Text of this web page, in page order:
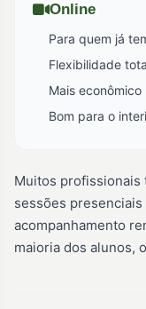
Online
Para quem já
Flexibilidade
Mais econômico
Bom para o
Muitos profissionais
sessões
acompanhamento
maioria dos alunos,